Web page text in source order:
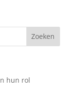
hun rol